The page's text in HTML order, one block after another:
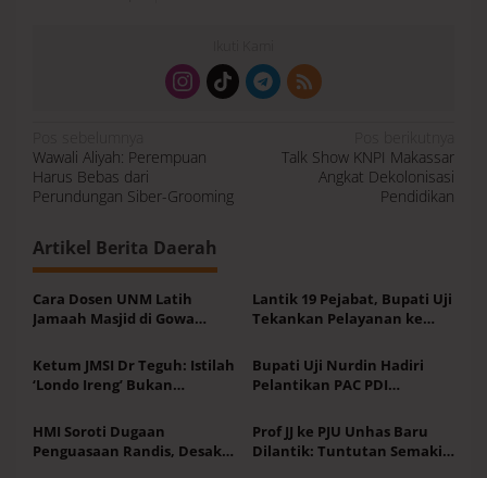
v
i
g
a
s
o
s
Wawali Aliyah: Perempuan
Harus Bebas dari
Perundungan Siber-Grooming
Talk Show KNPI Makassar
Angkat Dekolonisasi
Pendidikan
Artikel Berita Daerah
Cara Dosen UNM Latih
Jamaah Masjid di Gowa
Alquran
Lantik 19 Pejabat, Bupati Uji
Tekankan Pelayanan ke
Meningkat
Ketum JMSI Dr Teguh: Istilah
‘Londo Ireng’ Bukan
Apalagi Insan Pers
Bupati Uji Nurdin Hadiri
Pelantikan PAC PDI
Bantaeng
HMI Soroti Dugaan
Penguasaan Randis, Desak
Prof JJ ke PJU Unhas Baru
Dilantik: Tuntutan Semakin